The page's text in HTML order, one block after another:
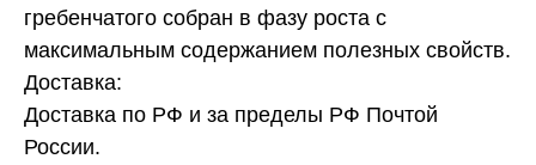
гребенчатого собран в фазу роста с
максимальным содержанием полезных свойств.
Доставка:
Доставка по РФ и за пределы РФ Почтой
России.